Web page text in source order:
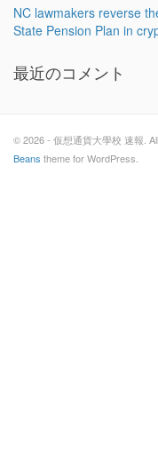
NC lawmakers reverse
State Pension Plan in
最近のコメント
© 2026 - 仮想通貨大學校 速報.
Beans theme for WordPress.